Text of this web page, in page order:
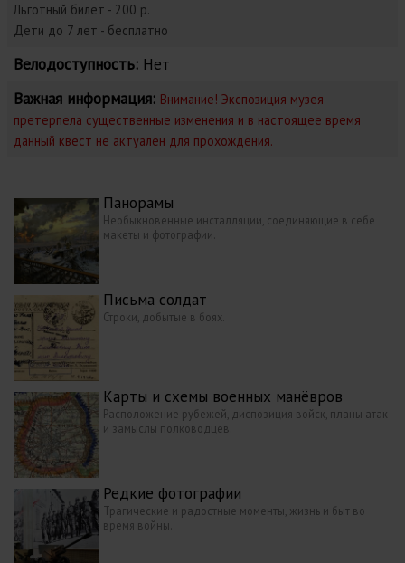
Льготный билет - 200 р.
Дети до 7 лет - бесплатно
Велодоступность: Нет
Важная информация: Внимание! Экспозиция музея
претерпела существенные изменения и в настоящее время
данный квест не актуален для прохождения.
Панорамы
Необыкновенные инсталляции, соединяющие в себе
макеты и фотографии.
Письма солдат
Строки, добытые в боях.
Карты и схемы военных манёвров
Расположение рубежей, диспозиция войск, планы атак
и замыслы полководцев.
Редкие фотографии
Трагические и радостные моменты, жизнь и быт во
время войны.